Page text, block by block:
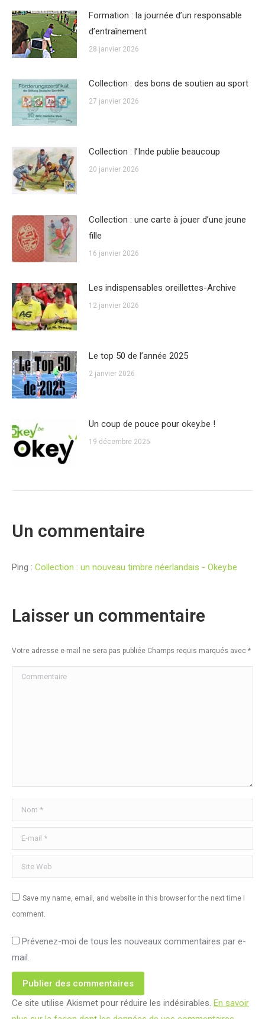
Formation : la journée d’un responsable
d’entraînement
28 janvier 2026
Collection : des bons de soutien au sport
27 janvier 2026
Collection : l’Inde publie beaucoup
20 janvier 2026
Collection : une carte à jouer d’une jeune
fille
16 janvier 2026
Les indispensables oreillettes-Archive
12 janvier 2026
Le top 50 de l’année 2025
2 janvier 2026
Un coup de pouce pour okey.be !
19 décembre 2025
Un commentaire
Ping : Collection : un nouveau timbre néerlandais - Okey.be
Laisser un commentaire
Votre adresse e-mail ne sera pas publiée Champs requis marqués avec *
Commentaire
Nom *
E-mail *
Site Web
Save my name, email, and website in this browser for the next time I
comment.
Prévenez-moi de tous les nouveaux commentaires par e-
mail.
Publier des commentaires
Ce site utilise Akismet pour réduire les indésirables. En savoir